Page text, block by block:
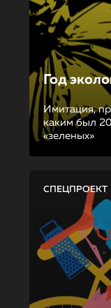
Год
Имитация,
каким был
«зеленых»
СПЕЦПРОЕКТ